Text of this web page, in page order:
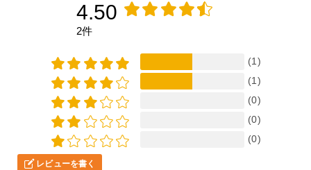
4.50
2件
(1)
(1)
(0)
(0)
(0)
レビューを書く